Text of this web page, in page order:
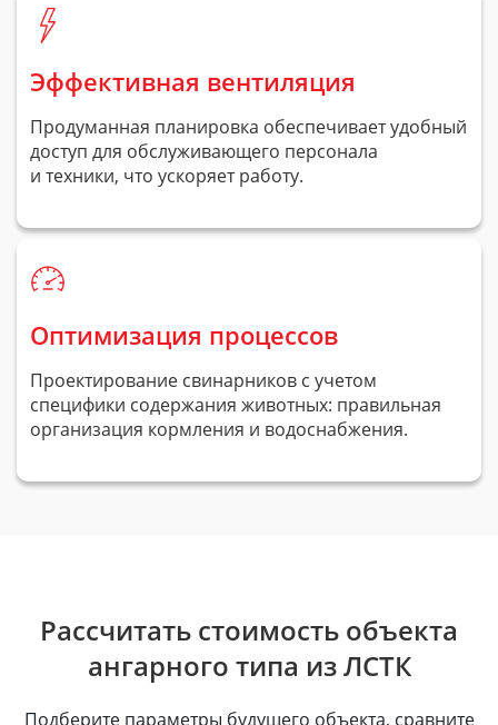
Эффективная вентиляция
Продуманная планировка обеспечивает удобный
доступ для обслуживающего персонала
и техники, что ускоряет работу.
Оптимизация процессов
Проектирование свинарников с учетом
специфики содержания животных: правильная
организация кормления и водоснабжения.
Рассчитать стоимость объекта
ангарного типа из ЛСТК
Подберите параметры будущего объекта, сравните